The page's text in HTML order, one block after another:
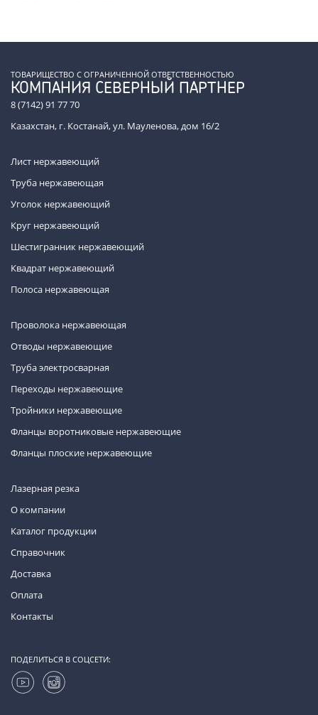
ТОВАРИЩЕСТВО С ОГРАНИЧЕННОЙ ОТВЕТСТВЕННОСТЬЮ
КОМПАНИЯ СЕВЕРНЫЙ ПАРТНЕР
8 (7142) 91 77 70
Казахстан, г. Костанай, ул. Мауленова, дом 16/2
Лист нержавеющий
Труба нержавеющая
Уголок нержавеющий
Круг нержавеющий
Шестигранник нержавеющий
Квадрат нержавеющий
Полоса нержавеющая
Проволока нержавеющая
Отводы нержавеющие
Труба электросварная
Переходы нержавеющие
Тройники нержавеющие
Фланцы воротниковые нержавеющие
Фланцы плоские нержавеющие
Лазерная резка
О компании
Каталог продукции
Справочник
Доставка
Оплата
Контакты
ПОДЕЛИТЬСЯ В СОЦСЕТИ: